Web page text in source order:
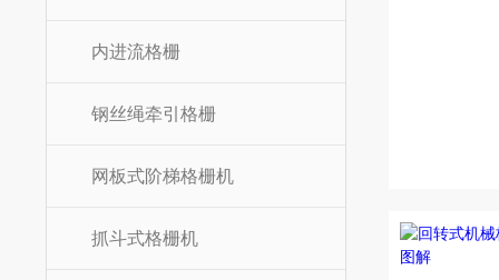
内进流格栅
钢丝绳牵引格栅
网板式阶梯格栅机
抓斗式格栅机